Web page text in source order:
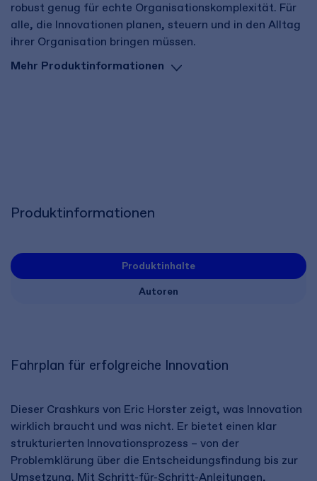
robust genug für echte Organisationskomplexität. Für
alle, die Innovationen planen, steuern und in den Alltag
ihrer Organisation bringen müssen.
Mehr Produktinformationen
Produktinformationen
Produktinhalte
Autoren
Fahrplan für erfolgreiche Innovation
Dieser Crashkurs von Eric Horster zeigt, was Innovation
wirklich braucht und was nicht. Er bietet einen klar
strukturierten Innovationsprozess – von der
Problemklärung über die Entscheidungsfindung bis zur
Umsetzung. Mit Schritt-für-Schritt-Anleitungen,